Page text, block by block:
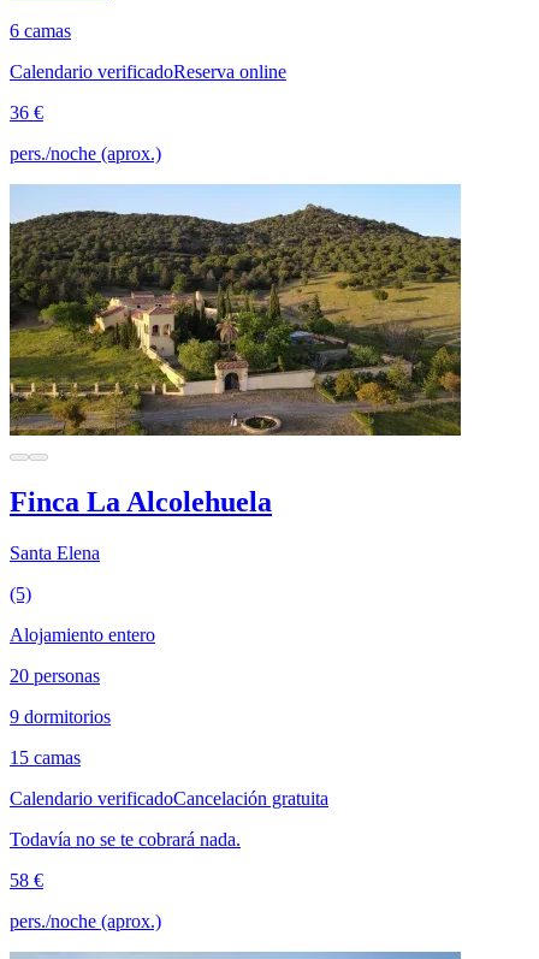
6 camas
Calendario verificadoReserva online
36 €
pers./noche (aprox.)
Finca La Alcolehuela
Santa Elena
(5)
Alojamiento entero
20 personas
9 dormitorios
15 camas
Calendario verificadoCancelación gratuita
Todavía no se te cobrará nada.
58 €
pers./noche (aprox.)